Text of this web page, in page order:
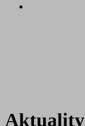
Aktuality